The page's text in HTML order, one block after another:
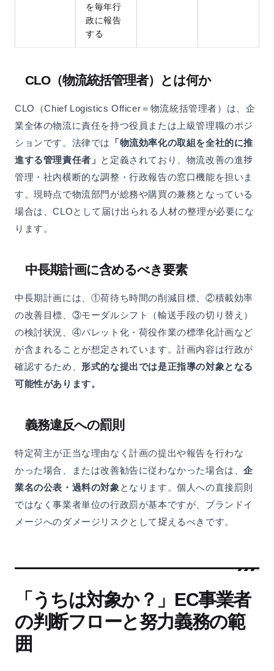
を毎年行
政に報告
する
CLO（物流統括管理者）とは何か
CLO（Chief Logistics Officer＝物流統括管理者）は、企
業全体の物流に責任を持つ役員または上級管理職のポジ
ションです。法律では
「物流効率化の取組を全社的に推
進する管理責任者」 と定義されており、物流改善の進捗
管理・社内横断的な調整・行政報告の窓口機能を担いま
す。現時点で物流部門が総務や購買の兼務となっている
場合は、CLOとして届け出られる人材の整理が必要にな
ります。
中長期計画に含めるべき要素
中長期計画には、①荷待ち時間の削減目標、②積載効率
の改善目標、③モーダルシフト（輸送手段の切り替え）
の検討状況、④パレット化・荷役作業の標準化計画など
が含まれることが想定されています。計画内容は行政が
確認するため、形式的な提出では是正指導の対象となる
可能性があります。
義務違反への罰則
特定荷主が正当な理由なく計画の提出や報告を行わな
かった場合、または改善勧告に従わなかった場合は、企
業名の公表・過料の対象 となります。個人への直接罰則
ではなく事業者単位の行政罰が基本ですが、ブランドイ
メージへのダメージリスクとして捉えるべきです。
「うちは対象か？」EC事業者
の判断フローと努力義務の範
囲